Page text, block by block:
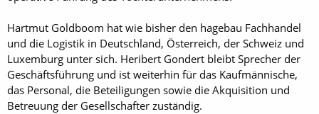
Hartmut Goldboom hat wie bisher den hagebau Fachhandel
und die Logistik in Deutschland, Österreich, der Schweiz und
Luxemburg unter sich. Heribert Gondert bleibt Sprecher der
Geschäftsführung und ist weiterhin für das Kaufmännische,
das Personal, die Beteiligungen sowie die Akquisition und
Betreuung der Gesellschafter zuständig.